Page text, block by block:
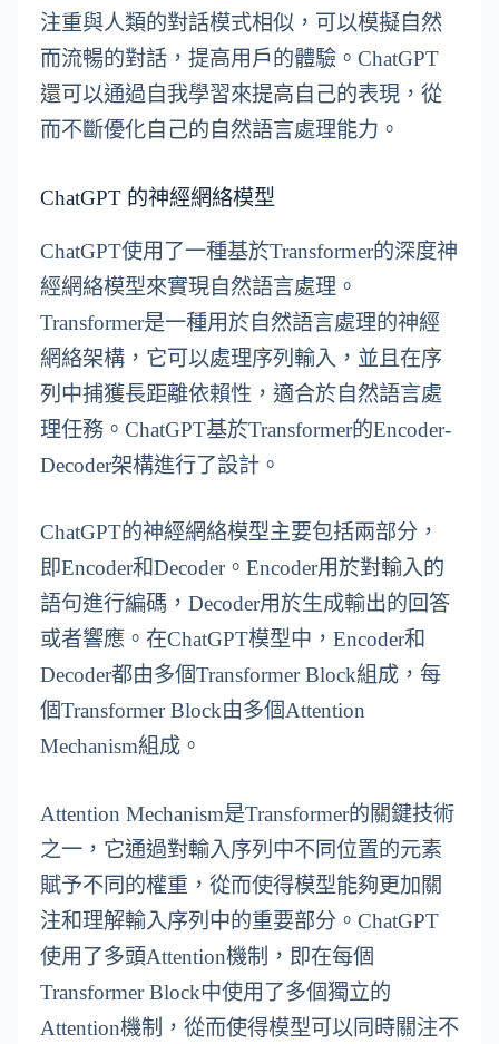
注重與人類的對話模式相似，可以模擬自然
而流暢的對話，提高用戶的體驗。ChatGPT
還可以通過自我學習來提高自己的表現，從
而不斷優化自己的自然語言處理能力。
ChatGPT 的神經網絡模型
ChatGPT使用了一種基於Transformer的深度神
經網絡模型來實現自然語言處理。
Transformer是一種用於自然語言處理的神經
網絡架構，它可以處理序列輸入，並且在序
列中捕獲長距離依賴性，適合於自然語言處
理任務。ChatGPT基於Transformer的Encoder-
Decoder架構進行了設計。
ChatGPT的神經網絡模型主要包括兩部分，
即Encoder和Decoder。Encoder用於對輸入的
語句進行編碼，Decoder用於生成輸出的回答
或者響應。在ChatGPT模型中，Encoder和
Decoder都由多個Transformer Block組成，每
個Transformer Block由多個Attention
Mechanism組成。
Attention Mechanism是Transformer的關鍵技術
之一，它通過對輸入序列中不同位置的元素
賦予不同的權重，從而使得模型能夠更加關
注和理解輸入序列中的重要部分。ChatGPT
使用了多頭Attention機制，即在每個
Transformer Block中使用了多個獨立的
Attention機制，從而使得模型可以同時關注不